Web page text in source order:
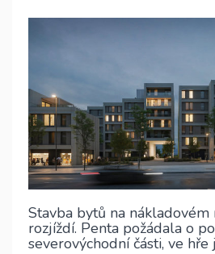
Stavba bytů na nákladovém
rozjíždí. Penta požádala o
severovýchodní části, ve